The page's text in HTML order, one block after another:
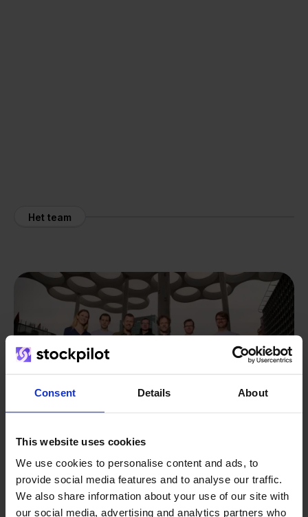
Consent Details About
This website uses cookies
We use cookies to personalise content and ads, to
provide social media features and to analyse our traffic.
We also share information about your use of our site with
our social media, advertising and analytics partners who
Het team
Van retailer naar